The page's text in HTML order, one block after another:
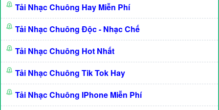
Tải Nhạc Chuông Hay Miễn Phí
Tải Nhạc Chuông Độc - Nhạc Chế
Tải Nhạc Chuông Hot Nhất
Tải Nhạc Chuông Tik Tok Hay
Tải Nhạc Chuông IPhone Miễn Phí